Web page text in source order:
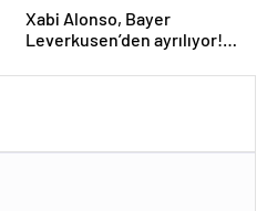
Xabi Alonso, Bayer
Leverkusen’den ayrılıyor!